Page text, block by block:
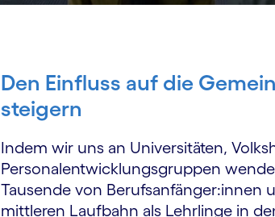
Den Einfluss auf die
steigern
Indem wir uns an Universitäten,
Personal­entwicklungs­gruppen
Tausende von Berufs­anfänger:innen
mittleren Laufbahn als Lehrlinge in